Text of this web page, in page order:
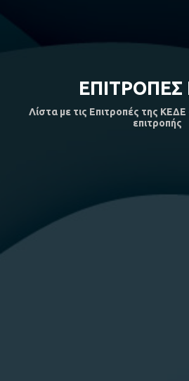
ΕΠΙΤΡΟΠΕΣ
Λίστα με τις Επιτροπές της
επιτροπής